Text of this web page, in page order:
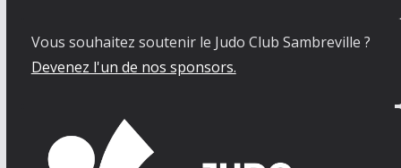
Vous souhaitez soutenir le Judo Club Sambreville ?
Devenez l'un de nos sponsors.